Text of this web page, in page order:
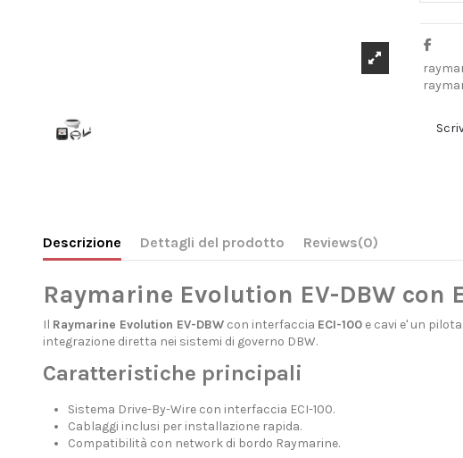
Descrizione Dettagli del prodotto Reviews(0)
Raymarine Evolution EV-DBW con
Il Raymarine Evolution EV-DBWcon interfaccia ECI-100e cavi e' un
integrazione diretta nei sistemi di governo DBW.
Caratteristiche principali
Sistema Drive-By-Wire con interfaccia ECI-100.
Cablaggi inclusi per installazione rapida.
Compatibilità con network di bordo Raymarine.